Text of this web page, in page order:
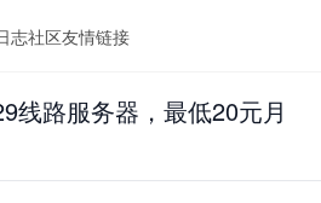
志社区友情链接
线路服务器，最低20元月